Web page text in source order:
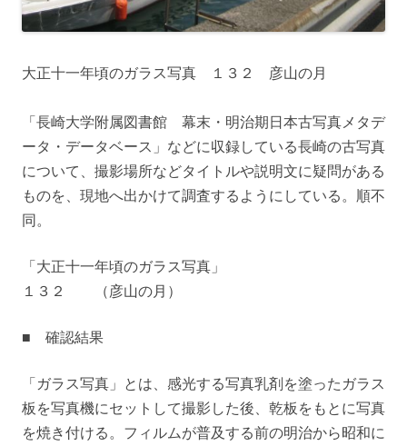
大正十一年頃のガラス写真 １３２ 彦山の月
「長崎大学附属図書館 幕末・明治期日本古写真メタデ
ータ・データベース」などに収録している長崎の古写真
について、撮影場所などタイトルや説明文に疑問がある
ものを、現地へ出かけて調査するようにしている。順不
同。
「大正十一年頃のガラス写真」
１３２ （彦山の月）
■ 確認結果
「ガラス写真」とは、感光する写真乳剤を塗ったガラス
板を写真機にセットして撮影した後、乾板をもとに写真
を焼き付ける。フィルムが普及する前の明治から昭和に